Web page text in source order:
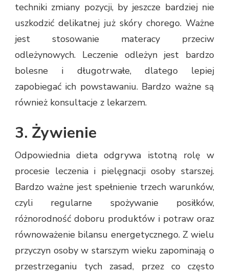
techniki zmiany pozycji, by jeszcze bardziej nie
uszkodzić delikatnej już skóry chorego. Ważne
jest stosowanie materacy przeciw
odleżynowych. Leczenie odleżyn jest bardzo
bolesne i długotrwałe, dlatego lepiej
zapobiegać ich powstawaniu. Bardzo ważne są
również konsultacje z lekarzem.
3. Żywienie
Odpowiednia dieta odgrywa istotną rolę w
procesie leczenia i pielęgnacji osoby starszej.
Bardzo ważne jest spełnienie trzech warunków,
czyli regularne spożywanie posiłków,
różnorodność doboru produktów i potraw oraz
równoważenie bilansu energetycznego. Z wielu
przyczyn osoby w starszym wieku zapominają o
przestrzeganiu tych zasad, przez co często